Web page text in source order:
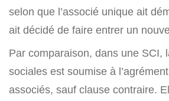
selon que l’associé unique ait
ait décidé de faire entrer un
Par comparaison, dans une SCI,
sociales est soumise à
associés, sauf clause contraire.